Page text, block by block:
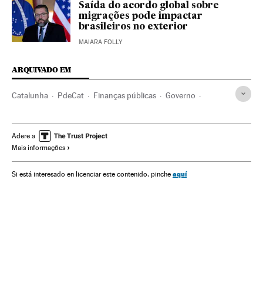
Saída do acordo global sobre
migrações pode impactar
brasileiros no exterior
MAIARA FOLLY
ARQUIVADO EM
Catalunha PdeCat Finanças públicas Governo
Finanças Administração pública
Presupuestos Generales Estado
Jaume Collboni Presidência Governo Espanha
Adere a
Mais informações
Si está interesado en licenciar este contenido, pinche aquí